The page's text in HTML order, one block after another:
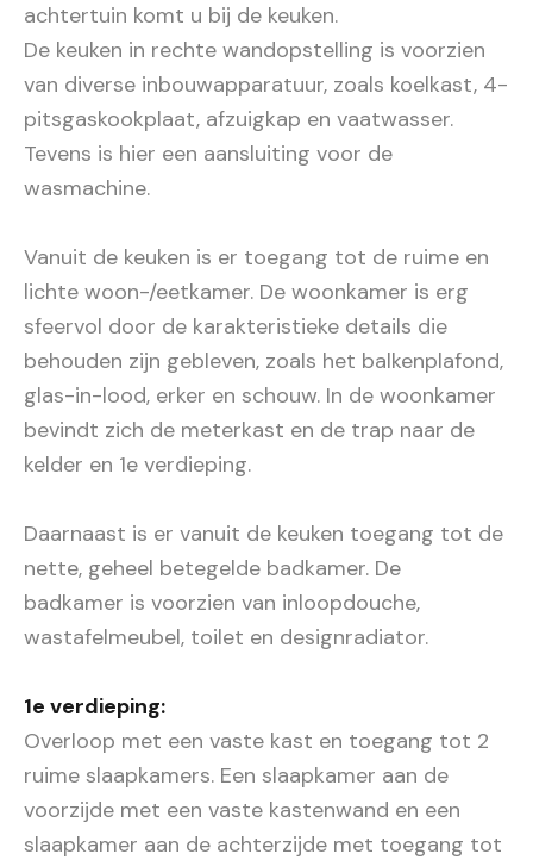
achtertuin komt u bij de keuken.
De keuken in rechte wandopstelling is voorzien
van diverse inbouwapparatuur, zoals koelkast, 4-
pitsgaskookplaat, afzuigkap en vaatwasser.
Tevens is hier een aansluiting voor de
wasmachine.
Vanuit de keuken is er toegang tot de ruime en
lichte woon-/eetkamer. De woonkamer is erg
sfeervol door de karakteristieke details die
behouden zijn gebleven, zoals het balkenplafond,
glas-in-lood, erker en schouw. In de woonkamer
bevindt zich de meterkast en de trap naar de
kelder en 1e verdieping.
Daarnaast is er vanuit de keuken toegang tot de
nette, geheel betegelde badkamer. De
badkamer is voorzien van inloopdouche,
wastafelmeubel, toilet en designradiator.
1e verdieping:
Overloop met een vaste kast en toegang tot 2
ruime slaapkamers. Een slaapkamer aan de
voorzijde met een vaste kastenwand en een
slaapkamer aan de achterzijde met toegang tot